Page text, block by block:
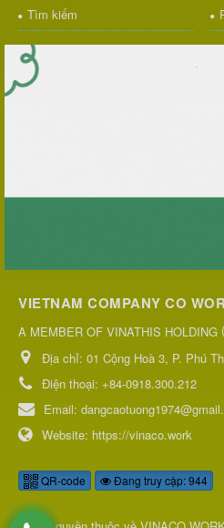
Tìm kiếm
VIETNAM COMPANY CO
A MEMBER OF VINATHIS HOLDING (
Địa chỉ: 01 Cộng Hoà 3, P. Phú
Điện thoại: +84-0918.300.212
Email:
Website: https://vinaco.work
QR-code Đang truy cập: 944